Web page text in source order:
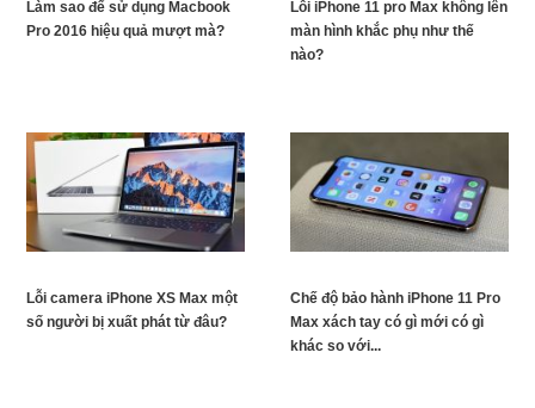
Làm sao để sử dụng Macbook
Pro 2016 hiệu quả mượt mà?
Lỗi iPhone 11 pro Max không lên
màn hình khắc phụ như thế
nào?
Lỗi camera iPhone XS Max một
số người bị xuất phát từ đâu?
Chế độ bảo hành iPhone 11 Pro
Max xách tay có gì mới có gì
khác so với...